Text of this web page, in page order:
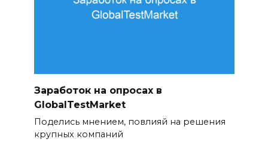
Заработок на опросах в
GlobalTestMarket
Поделись мнением, повлияй на решения
крупных компаний